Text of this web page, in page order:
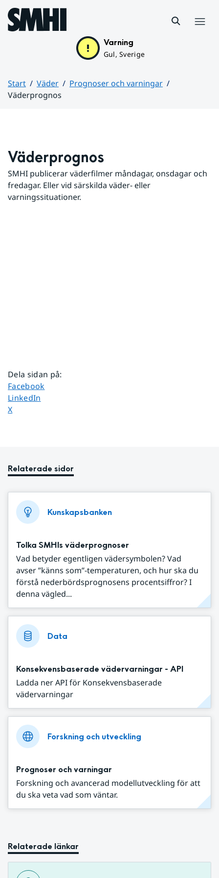
Hoppa till sidans innehåll
Varning
Gul, Sverige
Start Väder
Prognoser och varningar
Väderprognos
Väderprognos
SMHI publicerar väderfilmer måndagar, onsdagar och
fredagar. Eller vid särskilda väder- eller
varningssituationer.
Dela sidan på:
Dela sidan på
Facebook
Dela sidan på
LinkedIn
Dela sidan på
X
Relaterade sidor
Kunskapsbanken
Tolka SMHIs väderprognoser
Vad betyder egentligen vädersymbolen? Vad
avser ”känns som”-temperaturen, och hur ska du
förstå nederbördsprognosens procentsiffror? I
denna vägled...
Data
Konsekvensbaserade vädervarningar - API
Ladda ner API för Konsekvensbaserade
vädervarningar
Forskning och utveckling
Prognoser och varningar
Forskning och avancerad modellutveckling för att
du ska veta vad som väntar.
Relaterade länkar